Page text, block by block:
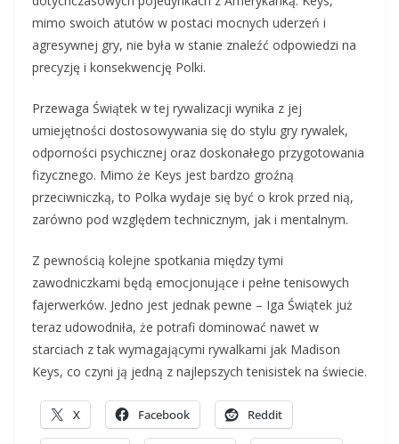
mimo swoich atutów w postaci mocnych uderzeń i
agresywnej gry, nie była w stanie znaleźć odpowiedzi na
precyzję i konsekwencję Polki.
Przewaga Świątek w tej rywalizacji wynika z jej
umiejętności dostosowywania się do stylu gry rywalek,
odporności psychicznej oraz doskonałego przygotowania
fizycznego. Mimo że Keys jest bardzo groźną
przeciwniczką, to Polka wydaje się być o krok przed nią,
zarówno pod względem technicznym, jak i mentalnym.
Z pewnością kolejne spotkania między tymi
zawodniczkami będą emocjonujące i pełne tenisowych
fajerwerków. Jedno jest jednak pewne – Iga Świątek już
teraz udowodniła, że potrafi dominować nawet w
starciach z tak wymagającymi rywalkami jak Madison
Keys, co czyni ją jedną z najlepszych tenisistek na świecie.
X Facebook Reddit